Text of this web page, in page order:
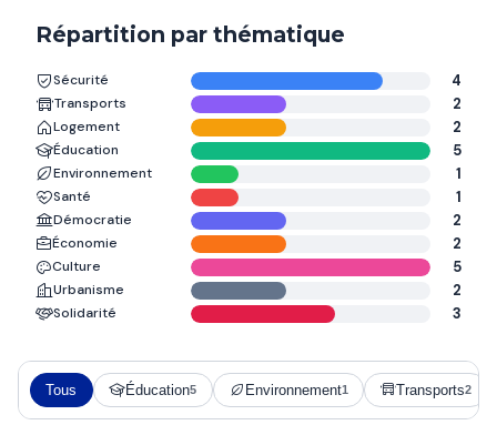
Répartition par thématique
Sécurité 4
Transports 2
Logement 2
Éducation 5
Environnement 1
Santé 1
Démocratie 2
Économie 2
Culture 5
Urbanisme 2
Solidarité 3
Tous Éducation5 Environnement1 Transports2